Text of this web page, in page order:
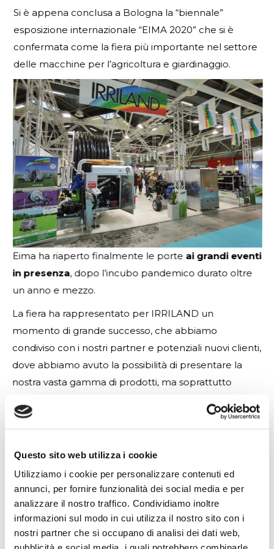
Questo sito web utilizza i cookie
Utilizziamo i cookie per personalizzare contenuti ed
annunci, per fornire funzionalità dei social media e per
analizzare il nostro traffico. Condividiamo inoltre
informazioni sul modo in cui utilizza il nostro sito con i
nostri partner che si occupano di analisi dei dati web,
Si è appena conclusa a Bologna la “biennale”
esposizione internazionale “EIMA 2020” che si è
confermata come la fiera più importante nel settore
delle macchine per l’agricoltura e giardinaggio.
Eima ha riaperto finalmente le porte ai grandi eventi
in presenza, dopo l’incubo pandemico durato oltre
un anno e mezzo.
La fiera ha rappresentato per IRRILAND un
momento di grande successo, che abbiamo
condiviso con i nostri partner e potenziali nuovi clienti,
dove abbiamo avuto la possibilità di presentare la
nostra vasta gamma di prodotti, ma soprattutto
mano, semplici gesti che la pandemia ci ha fatto
Lo stand IRRILAND è stato in grado di attirare
l’attenzione dei visitatori grazie alla qualità dei prodotti
esposti caratterizzati da una produzione 100% Made
in Italy e soluzioni sempre più GREEN in grado di